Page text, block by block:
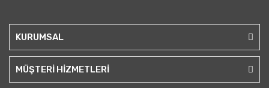
KURUMSAL
MÜŞTERİ HİZMETLERİ